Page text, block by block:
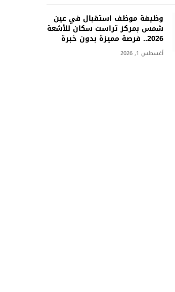
وظيفة موظف استقبال في عين
شمس بمركز تراست سكان للأشعة
2026.. فرصة مميزة بدون خبرة
أغسطس 1, 2026